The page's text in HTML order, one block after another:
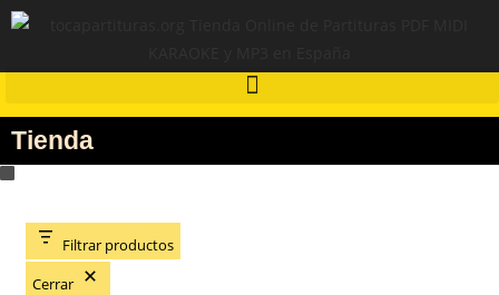
Tienda
Filtrar productos
Cerrar